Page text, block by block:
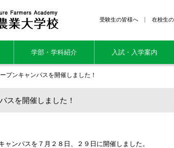
在校生
受験生の皆様へ
学部・学科紹介 入試・入学案内
プンキャンパスを開催しました！
スを開催しました！
ャンパスを７月２８日、２９日に開催しました。